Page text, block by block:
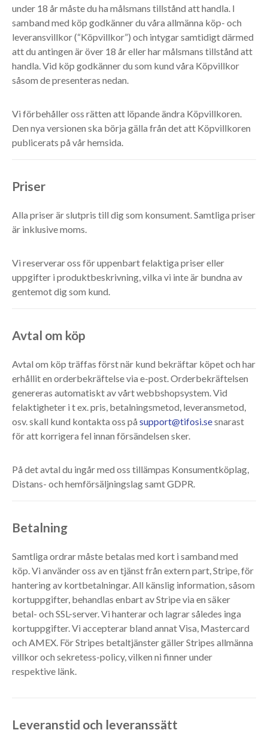
under 18 år måste du ha målsmans tillstånd att handla. I
samband med köp godkänner du våra allmänna köp- och
leveransvillkor (“Köpvillkor”) och intygar samtidigt därmed
att du antingen är över 18 år eller har målsmans tillstånd att
handla. Vid köp godkänner du som kund våra Köpvillkor
såsom de presenteras nedan.
Vi förbehåller oss rätten att löpande ändra Köpvillkoren.
Den nya versionen ska börja gälla från det att Köpvillkoren
publicerats på vår hemsida.
Priser
Alla priser är slutpris till dig som konsument. Samtliga priser
är inklusive moms.
Vi reserverar oss för uppenbart felaktiga priser eller
uppgifter i produktbeskrivning, vilka vi inte är bundna av
gentemot dig som kund.
Avtal om köp
Avtal om köp träffas först när kund bekräftar köpet och har
erhållit en orderbekräftelse via e-post. Orderbekräftelsen
genereras automatiskt av vårt webbshopsystem. Vid
felaktigheter i t ex. pris, betalningsmetod, leveransmetod,
osv. skall kund kontakta oss på support@tifosi.sesnarast
för att korrigera fel innan försändelsen sker.
På det avtal du ingår med oss tillämpas Konsumentköplag,
Distans- och hemförsäljningslag samt GDPR.
Betalning
Samtliga ordrar måste betalas med kort i samband med
köp. Vi använder oss av en tjänst från extern part, Stripe, för
hantering av kortbetalningar. All känslig information, såsom
kortuppgifter, behandlas enbart av Stripe via en säker
betal- och SSL-server. Vi hanterar och lagrar således inga
kortuppgifter. Vi accepterar bland annat Visa, Mastercard
och AMEX. För Stripes betaltjänster gäller Stripes allmänna
villkor och sekretess-policy, vilken ni finner under
respektive länk.
Leveranstid och leveranssätt